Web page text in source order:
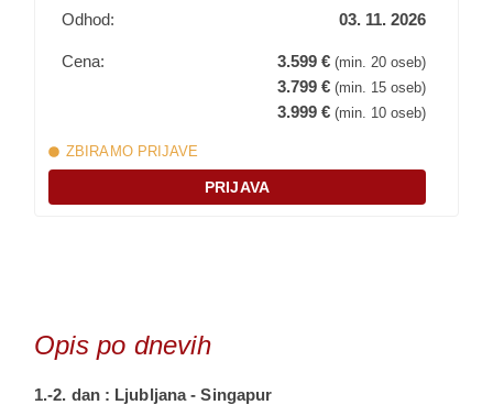
Doplačilo (na poti)
Doplačila po želji (ob prijavi)
riziko odpovedi (po individualni ponudbi)
Plačilo potovanja
Status potovanja
ali Čakalna lista. Status je vedno informativne
Odhod: 03. 11. 2026
Cena: 3.599 € (min. 20 oseb)
3.799 € (min. 15 oseb)
3.999 € (min. 10 oseb)
ZBIRAMO PRIJAVE
PRIJAVA
Opis po dnevih
1.-2. dan : Ljubljana - Singapur